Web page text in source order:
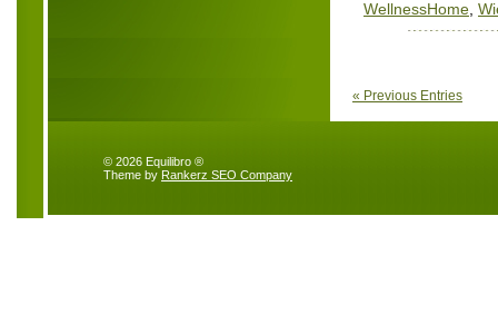
WellnessHome,
« Previous Entries
© 2026 Equilibro ®
Theme by Rankerz SEO Company